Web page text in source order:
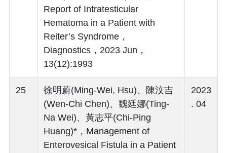
Report of Intratesticular
Hematoma in a Patient with
Reiter’s Syndrome，
Diagnostics，2023 Jun，
13(12):1993
25
徐明蔚(Ming-Wei, Hsu)、陳汶吉
(Wen-Chi Chen)、魏廷娜(Ting-
Na Wei)、黃志平(Chi-Ping
Huang)*，Management of
Enterovesical Fistula in a Patient
2023
. 04